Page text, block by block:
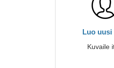
Luo
Kuvaile